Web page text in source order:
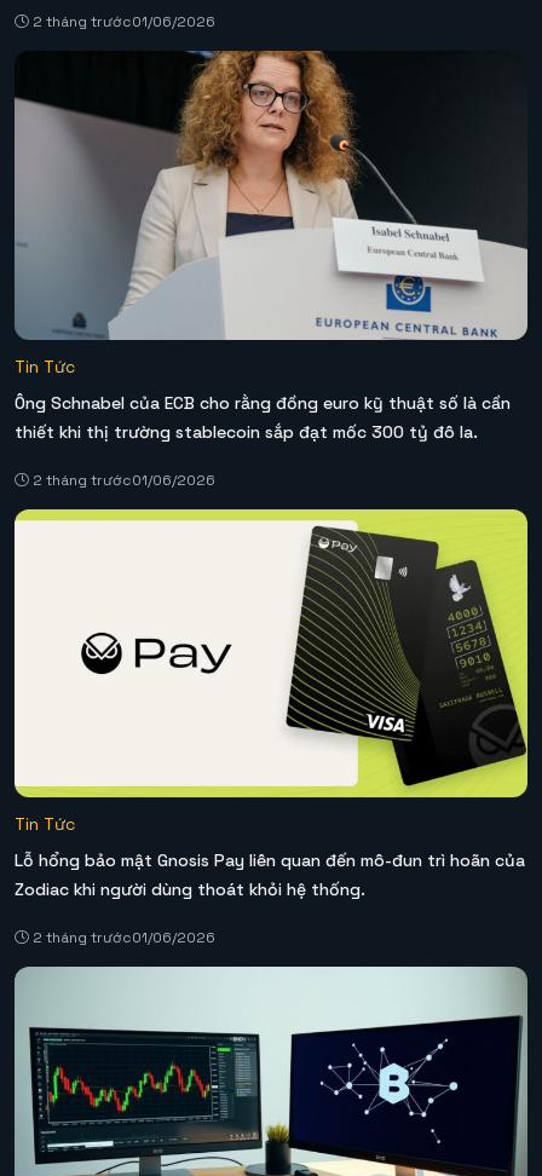
2 tháng trước01/06/2026
Tin Tức
Ông Schnabel của ECB cho rằng đồng euro kỹ thuật số là cần
thiết khi thị trường stablecoin sắp đạt mốc 300 tỷ đô la.
2 tháng trước01/06/2026
Tin Tức
Lỗ hổng bảo mật Gnosis Pay liên quan đến mô-đun trì hoãn của
Zodiac khi người dùng thoát khỏi hệ thống.
2 tháng trước01/06/2026